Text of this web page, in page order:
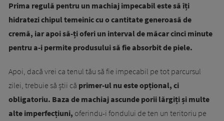
Prima regulă pentru un machiaj impecabil este să îți
hidratezi chipul temeinic cu o cantitate generoasă de
cremă, iar apoi să-ți oferi un interval de măcar cinci minute
pentru a-i permite produsului să fie absorbit de piele.
Apoi, dacă vrei ca tenul tău să fie impecabil pe tot parcursul
zilei, trebuie să știi că primer-ul nu este opțional, ci
obligatoriu. Baza de machiaj ascunde porii lărgiți și multe
alte imperfecțiuni, oferindu-i fondului de ten un teritoriu pe